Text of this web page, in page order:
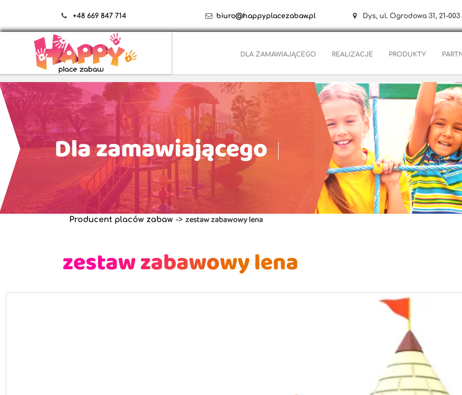
+48 669 847 714 biuro@happyplacezabaw.pl Dys, ul. Ogrodowa 31, 21-
DLA ZAMAWIAJĄCEGO REALIZACJE PRODUKTY
Dla zamawiającego
Producent placów zabaw-> zestaw zabawowy lena
zestaw zabawowy lena